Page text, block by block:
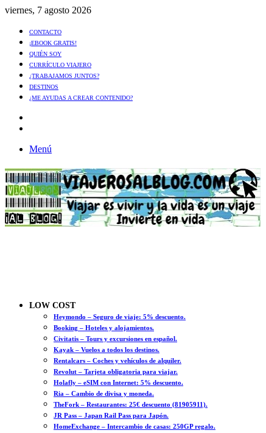
viernes, 7 agosto 2026
CONTACTO
¡EBOOK GRATIS!
QUIÉN SOY
CURRÍCULO VIAJERO
¿TRABAJAMOS JUNTOS?
DESTINOS
¿ME AYUDAS A CREAR CONTENIDO?
Menú
LOW COST
Heymondo – Seguro de viaje: 5% descuento.
Booking – Hoteles y alojamientos.
Civitatis – Tours y excursiones en español.
Kayak – Vuelos a todos los destinos.
Rentalcars – Coches y vehículos de alquiler.
Revolut – Tarjeta obligatoria para viajar.
Holafly – eSIM con Internet: 5% descuento.
Ria – Cambio de divisa y moneda.
TheFork – Restaurantes: 25€ descuento (81905911).
JR Pass – Japan Rail Pass para Japón.
HomeExchange – Intercambio de casas: 250GP regalo.